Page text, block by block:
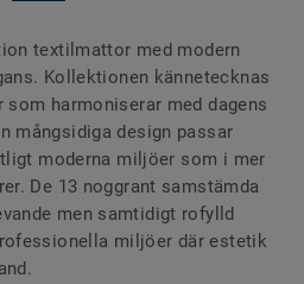
textilmattor med modern
Kollektionen kännetecknas
harmoniserar med dagens
mångsidiga design passar
moderna miljöer som i mer
De 13 noggrant samstämda
men samtidigt rofylld
miljöer där estetik